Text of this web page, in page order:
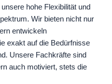
hohe Flexibilität und
Wir bieten nicht nur
entwickeln
exakt auf die Bedürfnisse
Unsere Fachkräfte sind
auch motiviert, stets die